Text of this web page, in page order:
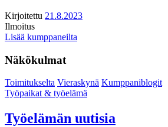
Kirjoitettu 21.8.2023
Ilmoitus
Lisää kumppaneilta
Näkökulmat
Toimitukselta Vieraskynä Kumppaniblogit
Työpaikat & työelämä
Työelämän uutisia